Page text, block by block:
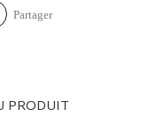
Partager
PRODUIT